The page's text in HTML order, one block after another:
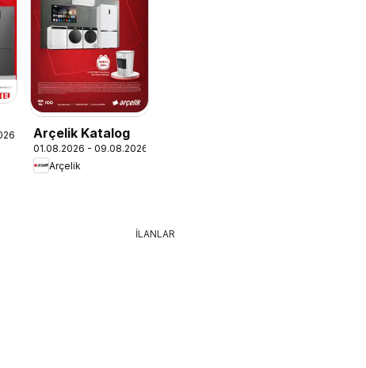
Arçelik Katalog
01.08.2026 - 09.08.2026
Arçelik
İLANLAR